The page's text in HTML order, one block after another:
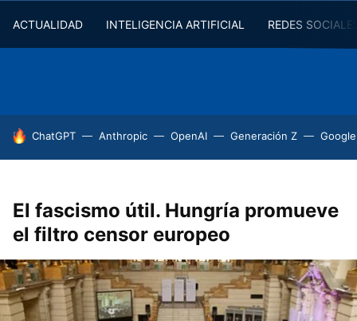
ACTUALIDAD INTELIGENCIA ARTIFICIAL REDES
HOY SE HABLA DE
ChatGPT Anthropic OpenAI Generación Z
El fascismo útil. Hungría promueve
el filtro censor europeo